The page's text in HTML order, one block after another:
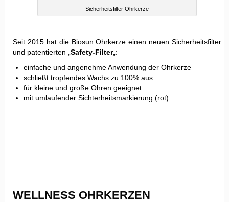
Sicherheitsfilter Ohrkerze
Seit 2015 hat die Biosun Ohrkerze einen neuen Sicherheitsfilter
und patentierten „ Safety-Filter„:
einfache und angenehme Anwendung der Ohrkerze
schließt tropfendes Wachs zu 100% aus
für kleine und große Ohren geeignet
mit umlaufender Sichterheitsmarkierung (rot)
WELLNESS OHRKERZEN